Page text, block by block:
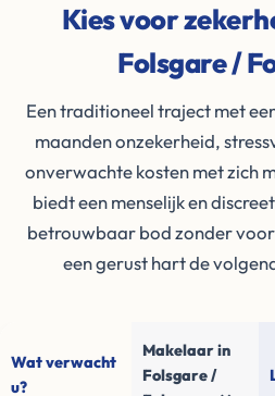
Kies voor
Folsgare /
Een traditioneel traject met
maanden onzekerheid,
onverwachte kosten met zich
biedt een menselijk en
betrouwbaar bod zonder
een gerust hart de
Wat verwacht
u?
Makelaar in
Folsgare /